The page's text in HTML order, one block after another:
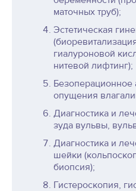
маточных труб);
Эстетическая
гиалуроновой
нитевой лифтинг);
Безоперационное
опущения
Диагностика и
зуда вульвы,
Диагностика и
шейки
биопсия);
Гистероскопия,